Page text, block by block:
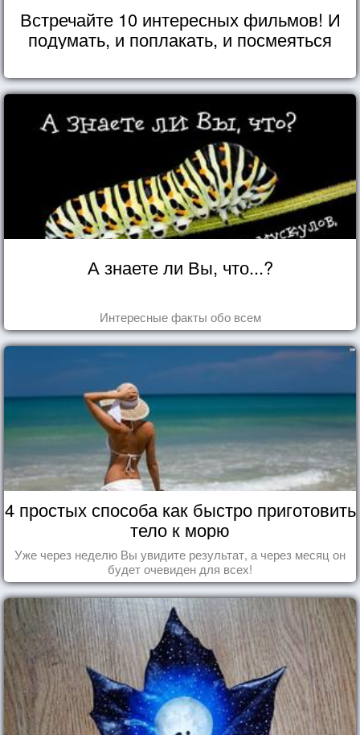
Встречайте 10 интересных фильмов! И
подумать, и поплакать, и посмеяться
А знаете ли Вы, что...?
Интересные факты обо всем
4 простых способа как быстро приготовить
тело к морю
Уже через неделю Вы увидите результат, а через месяц он
будет очевиден для всех!